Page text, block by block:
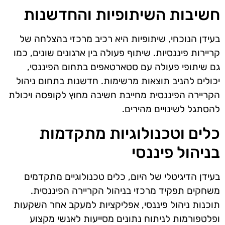
חשיבות השיתופיות והחדשנות
בעידן הנוכחי, שיתופיות היא רכיב מרכזי בהצלחה של
קריירות פיננסיות. שיתוף פעולה בין ארגונים שונים, כמו
גם שיתופי פעולה עם סטארטאפים בתחום הפיננסי,
יכולים להניב תוצאות מרשימות. חדשנות בתחום ניהול
הקריירה הפיננסית מחייבת חשיבה מחוץ לקופסה ויכולת
להסתגל לשינויים מהירים.
כלים וטכנולוגיות מתקדמות
בניהול פיננסי
בעידן הדיגיטלי של היום, כלים טכנולוגיים מתקדמים
משחקים תפקיד מרכזי בניהול הקריירה הפיננסית.
תוכנות ניהול פיננסי, אפליקציות למעקב אחר השקעות
ופלטפורמות לניתוח נתונים מסייעות לאנשי מקצוע